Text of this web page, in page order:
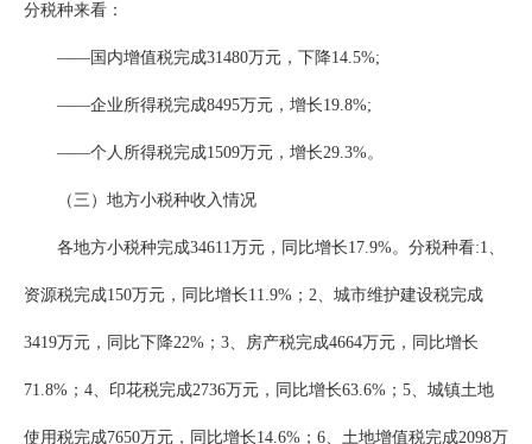
分税种来看：
——国内增值税完成31480万元，下降14.5%;
——企业所得税完成8495万元，增长19.8%;
——个人所得税完成1509万元，增长29.3%。
（三）地方小税种收入情况
各地方小税种完成34611万元，同比增长17.9%。分税种看:1、
资源税完成150万元，同比增长11.9%；2、城市维护建设税完成
3419万元，同比下降22%；3、房产税完成4664万元，同比增长
71.8%；4、印花税完成2736万元，同比增长63.6%；5、城镇土地
使用税完成7650万元，同比增长14.6%；6、土地增值税完成2098万